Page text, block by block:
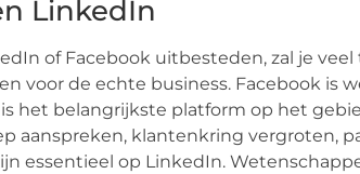
LinkedIn
of Facebook uitbesteden, zal je
voor de echte business. Facebook is
het belangrijkste platform op het
aanspreken, klantenkring vergroten,
essentieel op LinkedIn.